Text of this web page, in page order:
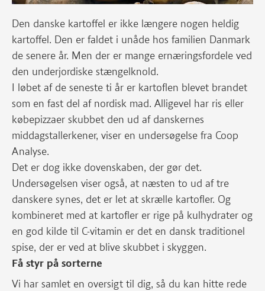
Den danske kartoffel er ikke længere nogen heldig
kartoffel. Den er faldet i unåde hos familien Danmark
de senere år. Men der er mange ernæringsfordele ved
den underjordiske stængelknold.
I løbet af de seneste ti år er kartoflen blevet brandet
som en fast del af nordisk mad. Alligevel har ris eller
købepizzaer skubbet den ud af danskernes
middagstallerkener, viser en undersøgelse fra Coop
Analyse.
Det er dog ikke dovenskaben, der gør det.
Undersøgelsen viser også, at næsten to ud af tre
danskere synes, det er let at skrælle kartofler. Og
kombineret med at kartofler er rige på kulhydrater og
en god kilde til C-vitamin er det en dansk traditionel
spise, der er ved at blive skubbet i skyggen.
Få styr på sorterne
Vi har samlet en oversigt til dig, så du kan hitte rede